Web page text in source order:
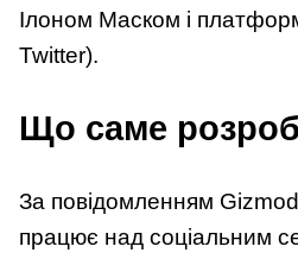
Ілоном Маском і
Twitter).
Що саме
За повідомленням
працює над соціальним